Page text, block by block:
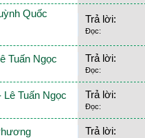
Quốc
Trả lời:
Đọc:
Tuấn Ngọc Trả lời:
Đọc:
Lê Tuấn Ngọc Trả lời:
Đọc:
Trả lời: